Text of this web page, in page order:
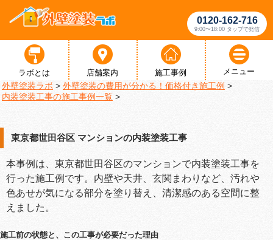
0120-162-716
9:00〜18:00 タップで発信
ラボとは 店舗案内 施工事例 メニュー
外壁塗装ラボ > 外壁塗装の費用が分かる！価格付き施工例 >
内装塗装工事の施工事例一覧 >
東京都世田谷区 マンションの内装塗装工事
本事例は、東京都世田谷区のマンションで内装塗装工事を
行った施工例です。内壁や天井、玄関まわりなど、汚れや
色あせが気になる部分を塗り替え、清潔感のある空間に整
えました。
施工前の状態と、この工事が必要だった理由